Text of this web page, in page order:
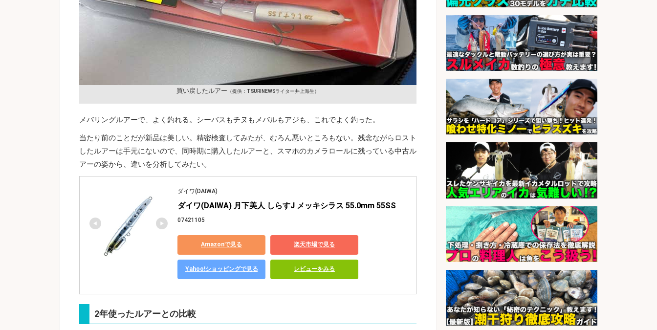
買い戻したルアー （提供：TSURINEWSライター井上海生）
メバリングルアーで、よく釣れる。シーバスもチヌもメバルもアジも、これでよく釣った。
当たり前のことだが新品は美しい。精密検査してみたが、むろん悪いところもない。残念ながらロスト
したルアーは手元にないので、同時期に購入したルアーと、スマホのカメラロールに残っている中古ル
アーの姿から、違いを分析してみたい。
ダイワ(DAIWA)
ダイワ(DAIWA) 月下美人 しらすJ メッキシラス 55.0mm 55SS
07421105
Amazonで見る 楽天市場で見る
Yahoo!ショッピングで見る レビューをみる
2年使ったルアーとの比較
会社名 株式会社ホットスタッフ鹿児島
sponsored by 求人ボックス
営業事務/「大津市」「時給1,300
円」小野駅から徒歩6分/釣り具メー
カーの物流事務・営業アシスタン
ト/残業なし×土日祝休み×大型連休
あり/滋賀県/大津市
会社名 株式会社ホットスタッフ滋賀
sponsored by 求人ボックス
製造「組立・加工」/釣り具部品の
製造企業にてNC旋盤加工機の操作
日勤寮完備
会社名 フジアルテ株式会社
営業事務/「大津市」釣り具メーカ
ーの物流事務・営業アシスタント/
小野駅徒歩6分/「時給1,300円」/大
滋賀県
会社名 株式会社ホットスタッフ滋賀
sponsored by 求人ボックス